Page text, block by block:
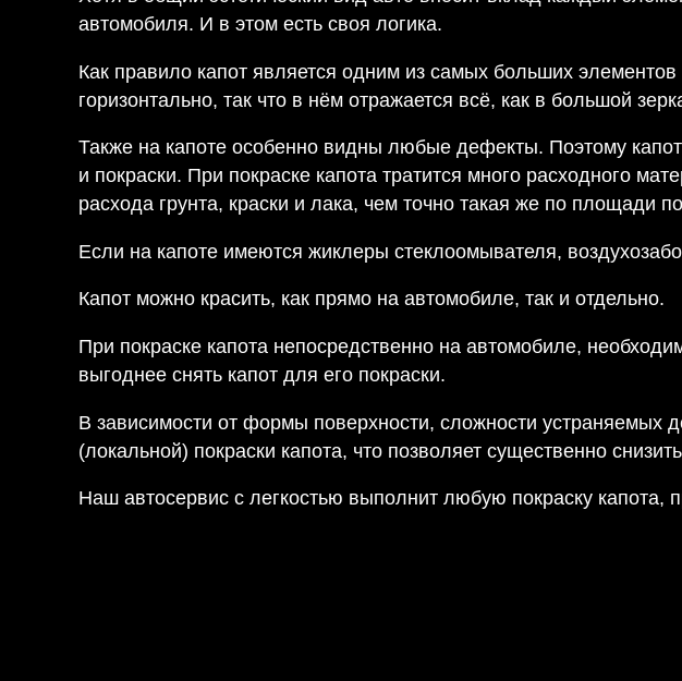
автомобиля. И в этом есть своя логика.
Как правило капот является одним из самых больших
горизонтально, так что в нём отражается всё, как в большой
Также на капоте особенно видны любые дефекты. Поэтому
и покраски. При покраске капота тратится много расходного
расхода грунта, краски и лака, чем точно такая же по площади
Если на капоте имеются жиклеры стеклоомывателя,
Капот можно красить, как прямо на автомобиле, так и отдельно.
При покраске капота непосредственно на автомобиле,
выгоднее снять капот для его покраски.
В зависимости от формы поверхности, сложности устраняемых
(локальной) покраски капота, что позволяет существенно
Наш автосервис с легкостью выполнит любую покраску